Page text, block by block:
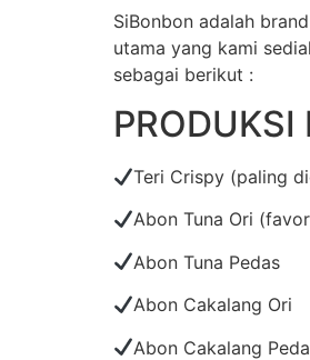
SiBonbon adalah
utama yang kami
sebagai berikut :
PRODUKSI
Teri Crispy (paling
Abon Tuna Ori
Abon Tuna Pedas
Abon Cakalang Ori
Abon Cakalang